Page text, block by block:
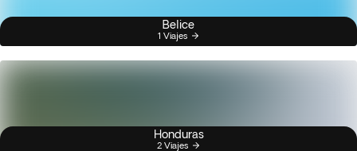
Belice
1 Viajes
Honduras
2 Viajes